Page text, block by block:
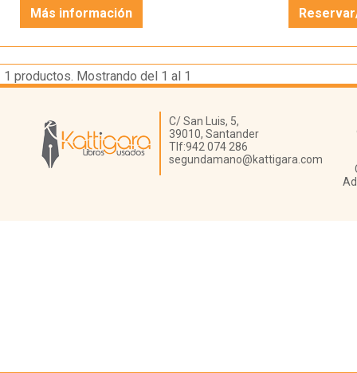
Más información
1 productos. Mostrando del 1 al 1
Librería Kattigara
C/ San Luis, 5,
39010, Santander
Tlf:942 074 286
segundamano@kattigara.com